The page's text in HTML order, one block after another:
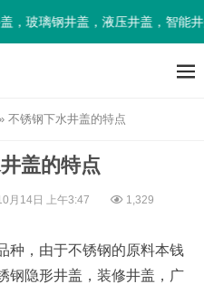
玻璃钢井盖，液压井盖，智能井
不锈钢下水井盖的特点
盖的特点
月14日 上午3:47 1,329
，由于不锈钢的原料本钱
钢隐形井盖，装修井盖，广